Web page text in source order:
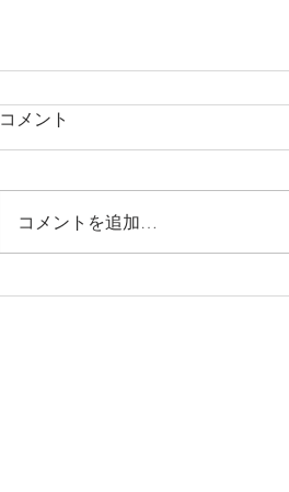
感染防止徹底宣言と８月の予
コメント
コメントを追加…